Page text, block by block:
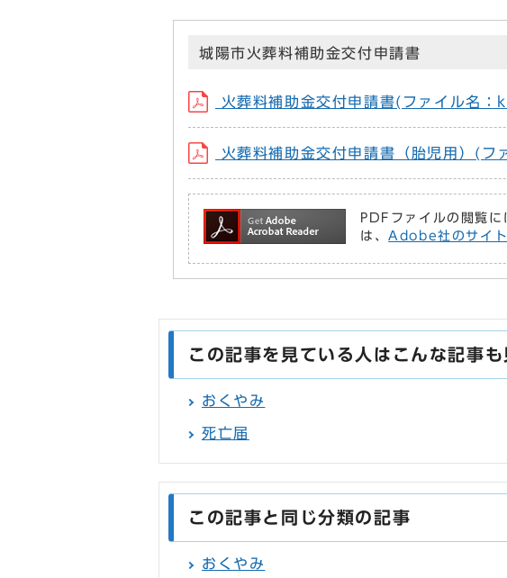
城陽市火葬料補助金交付申請書
火葬料補助金交付申請書(ファイル
火葬料補助金交付申請書（胎児用）
PDFファイルの閲覧
は、Adobe社のサイ
この記事を見ている人はこんな記事
おくやみ
死亡届
この記事と同じ分類の記事
おくやみ